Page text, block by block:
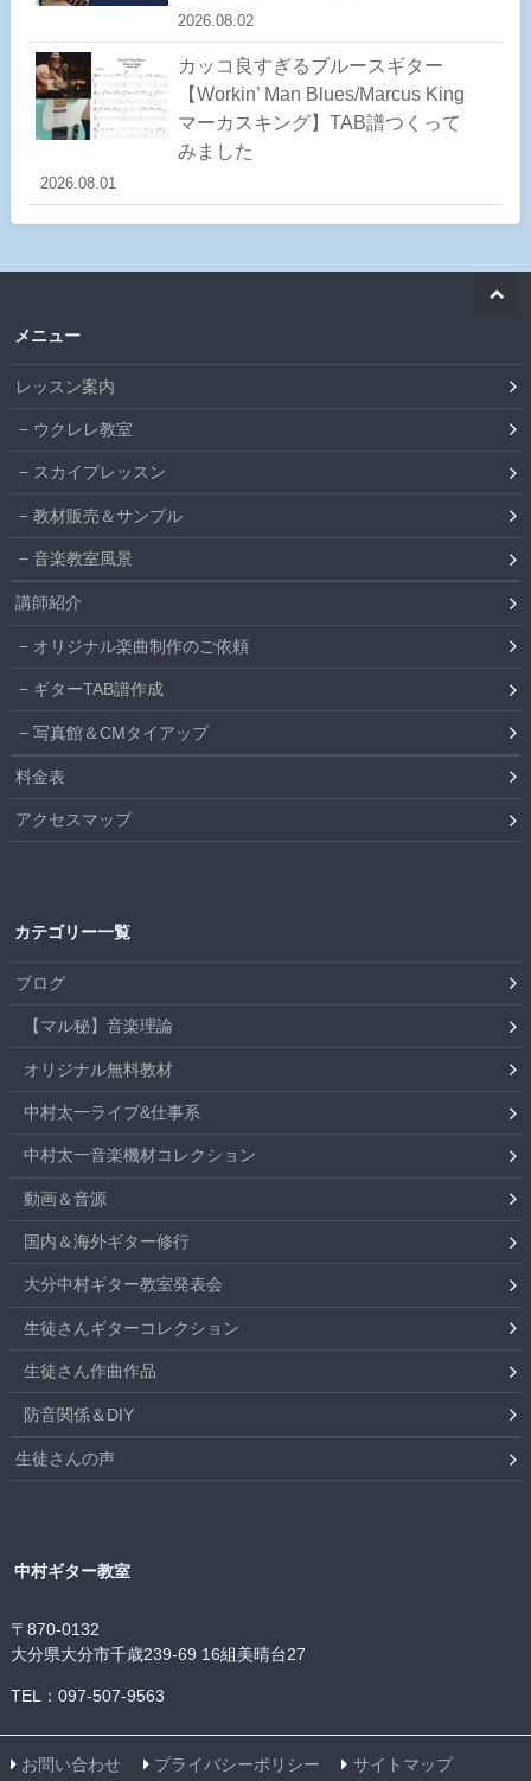
2026.08.02
カッコ良すぎるブルースギター
【Workin’ Man Blues/Marcus King
マーカスキング】TAB譜つくって
みました
2026.08.01
メニュー
レッスン案内
ウクレレ教室
スカイプレッスン
教材販売＆サンプル
音楽教室風景
講師紹介
オリジナル楽曲制作のご依頼
ギターTAB譜作成
写真館＆CMタイアップ
料金表
アクセスマップ
カテゴリー一覧
ブログ
【マル秘】音楽理論
オリジナル無料教材
中村太一ライブ&仕事系
中村太一音楽機材コレクション
動画＆音源
国内＆海外ギター修行
大分中村ギター教室発表会
生徒さんギターコレクション
生徒さん作曲作品
防音関係＆DIY
生徒さんの声
中村ギター教室
〒870-0132
大分県大分市千歳239-69 16組美晴台27
TEL：097-507-9563
お問い合わせ プライバシーポリシー サイトマップ